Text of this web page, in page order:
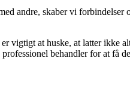
andre, skaber vi
vigtigt at huske, at latter ikke
behandler for at få